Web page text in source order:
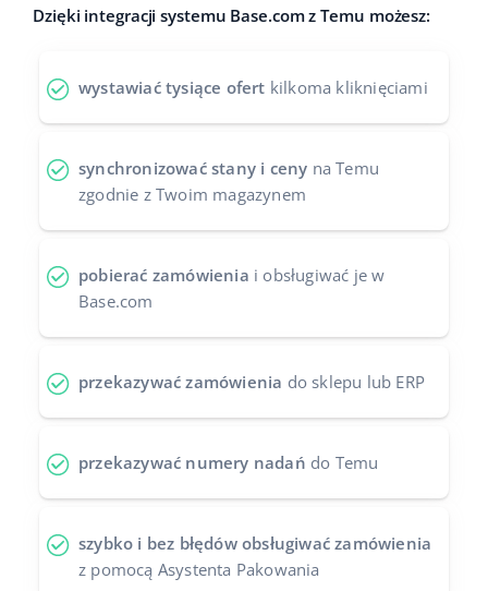
Responso
Base Connect
Base Courier
Inne
Kalkulator korzyści
Kontakt
Odwiedź nas na:
Italiano
português (BR)
中文
Dzięki integracji systemu Base.com z Temu możesz:
wystawiać tysiące ofert kilkoma kliknięciami
synchronizować stany i ceny na Temu
zgodnie z Twoim magazynem
pobierać zamówienia i obsługiwać je w
Base.com
przekazywać zamówienia do sklepu lub ERP
przekazywać numery nadań do Temu
szybko i bez błędów obsługiwać zamówienia
z pomocą Asystenta Pakowania